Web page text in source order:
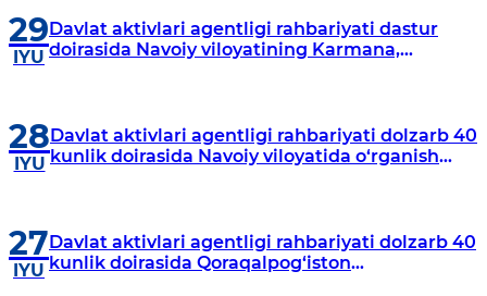
29
IYU
Davlat aktivlari agentligi rahbariyati dastur
doirasida Navoiy viloyatining Karmana,
28
IYU
Davlat aktivlari agentligi rahbariyati dolzarb 40
kunlik doirasida Navoiy viloyatida o‘rganish
27
IYU
Davlat aktivlari agentligi rahbariyati dolzarb 40
kunlik doirasida Qoraqalpog‘iston